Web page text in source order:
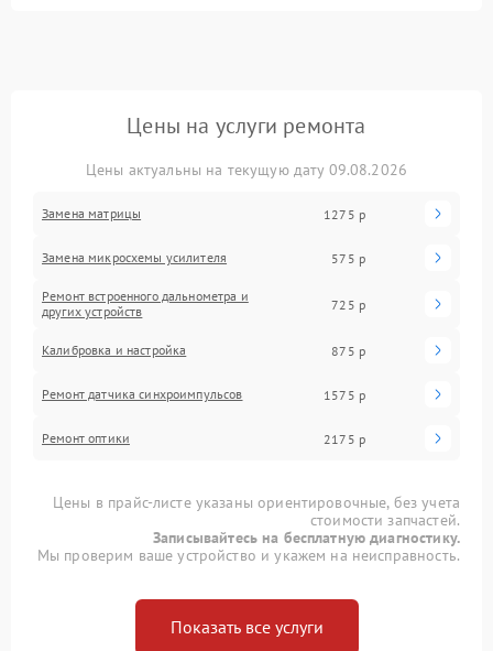
Цены на услуги ремонта
Цены актуальны на текущую дату 09.08.2026
Замена матрицы 1275 р
Замена микросхемы усилителя 575 р
Ремонт встроенного дальнометра и
других устройств
725 р
Калибровка и настройка 875 р
Ремонт датчика синхроимпульсов 1575 р
Ремонт оптики 2175 р
Цены в прайс-листе указаны ориентировочные, без учета
стоимости запчастей.
Записывайтесь на бесплатную диагностику.
Мы проверим ваше устройство и укажем на неисправность.
Показать все услуги